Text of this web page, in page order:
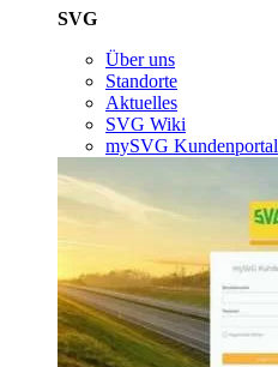
SVG
Über uns
Standorte
Aktuelles
SVG Wiki
mySVG Kundenportal